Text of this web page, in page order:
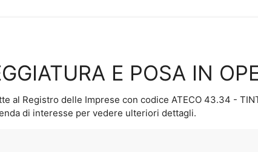
E POSA IN
al Registro delle Imprese con codice ATECO 43.34 -
di interesse per vedere ulteriori dettagli.